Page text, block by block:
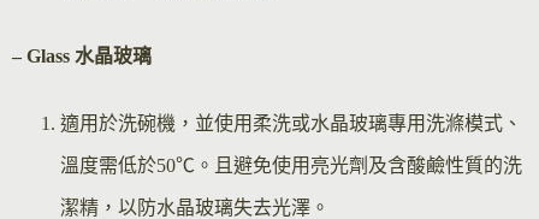
– Glass 水晶玻璃
適用於洗碗機，並使用柔洗或水晶玻璃專用洗滌模式、
溫度需低於50℃。且避免使用亮光劑及含酸鹼性質的洗
潔精，以防水晶玻璃失去光澤。